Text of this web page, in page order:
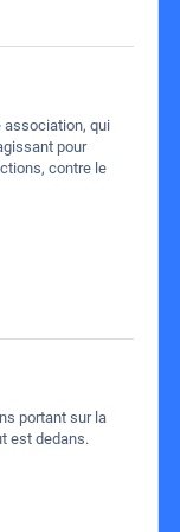
association, qui
pour
contre le
portant sur la
est dedans.